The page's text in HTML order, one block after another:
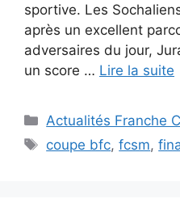
sportive. Les
après un excellent
adversaires du jour,
un score … Lire la suite
Catégories
Actualités Franche
Étiquettes
coupe bfc,fcsm,